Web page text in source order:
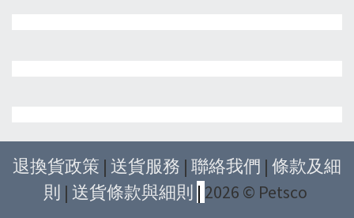
退換貨政策 | 送貨服務 | 聯絡我們 | 條款及細
則 | 送貨條款與細則 | 2026 © Petsco